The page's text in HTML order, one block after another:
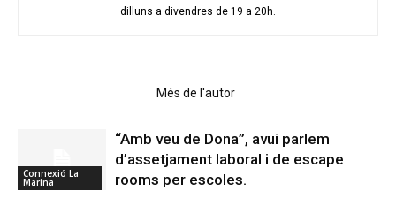
dilluns a divendres de 19 a 20h.
Més de l'autor
Connexió La
Marina
“Amb veu de Dona”, avui parlem
d’assetjament laboral i de escape
rooms per escoles.